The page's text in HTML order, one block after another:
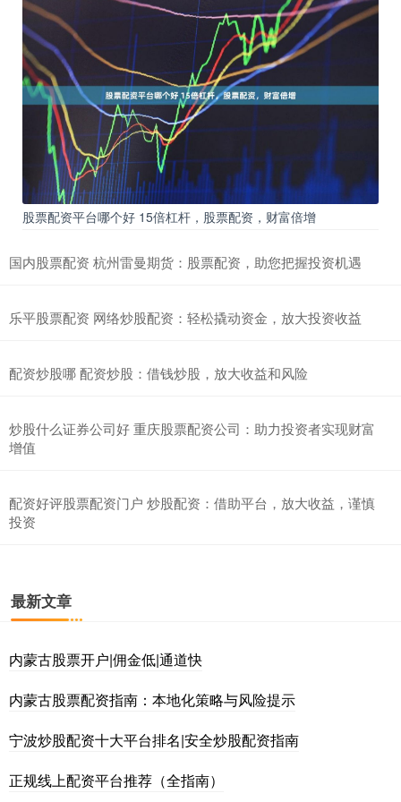
股票配资平台哪个好 15倍杠杆，股票配资，财富倍增
国内股票配资 杭州雷曼期货：股票配资，助您把握投资机遇
乐平股票配资 网络炒股配资：轻松撬动资金，放大投资收益
配资炒股哪 配资炒股：借钱炒股，放大收益和风险
炒股什么证券公司好 重庆股票配资公司：助力投资者实现财富
增值
配资好评股票配资门户 炒股配资：借助平台，放大收益，谨慎
投资
最新文章
内蒙古股票开户|佣金低|通道快
内蒙古股票配资指南：本地化策略与风险提示
宁波炒股配资十大平台排名|安全炒股配资指南
正规线上配资平台推荐（全指南）